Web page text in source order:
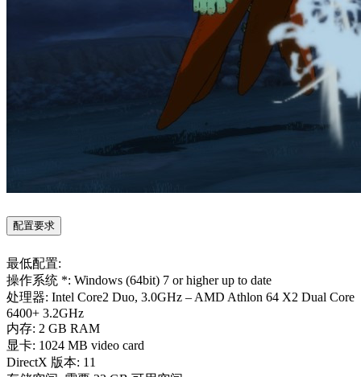
配置要求
最低配置:
操作系统 *: Windows (64bit) 7 or higher up to date
处理器: Intel Core2 Duo, 3.0GHz – AMD Athlon 64 X2 Dual Core
6400+ 3.2GHz
内存: 2 GB RAM
显卡: 1024 MB video card
DirectX 版本: 11